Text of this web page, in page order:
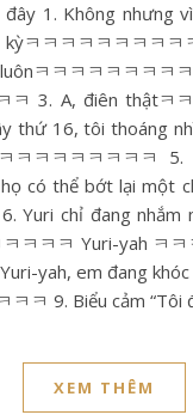
đây 1. Không nhưng
ㅋㅋㅋㅋㅋㅋㅋㅋ
ㅋㅋㅋㅋㅋㅋㅋㅋ
ㅋ 3. A, điên thậtㅋ
thứ 16, tôi thoáng
ㅋㅋㅋㅋㅋㅋㅋㅋ 5.
có thể bớt lại một
Yuri chỉ đang nhắm
ㅋㅋㅋ Yuri-yah ㅋㅋ
yah, em đang khóc
ㅋㅋ 9. Biểu cảm “Tôi
XEM THÊM